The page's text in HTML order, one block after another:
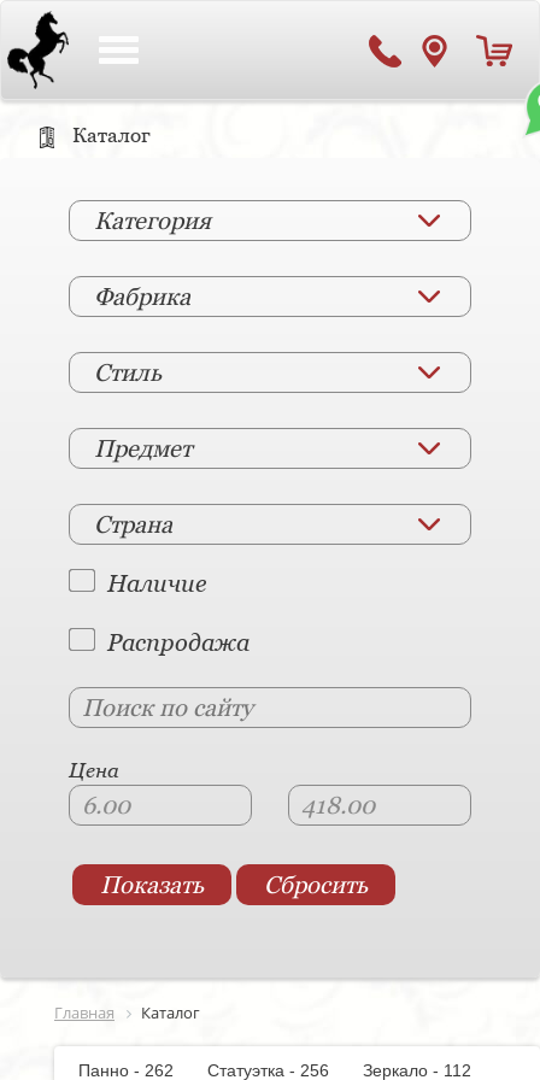
Каталог
Категория
Фабрика
Стиль
Предмет
Страна
Наличие
Распродажа
Цена
Главная Каталог
Панно - 262 Статуэтка - 256
Зеркало - 112